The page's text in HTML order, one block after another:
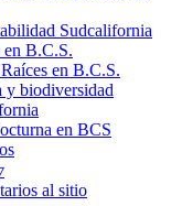
Sudcalifornia
en B.C.S.
en B.C.S.
y biodiversidad
en BCS
al sitio